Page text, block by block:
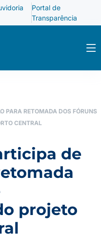
Portal de
Transparência
PARA RETOMADA DOS FÓRUNS
CENTRAL
de
projeto